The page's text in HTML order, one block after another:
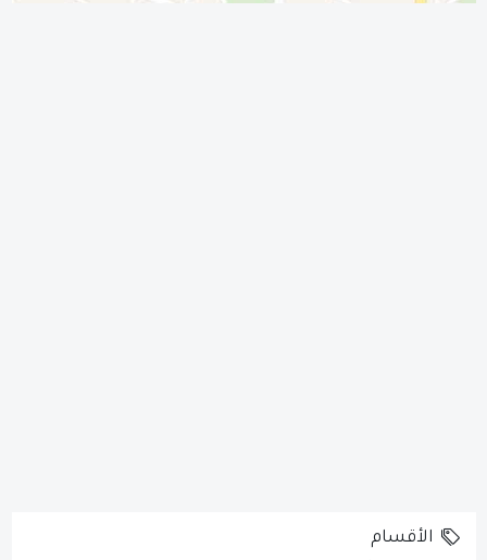
الأقسام